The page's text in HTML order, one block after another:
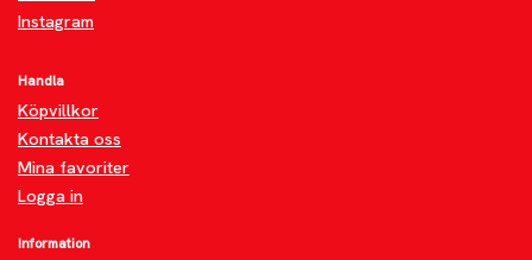
Instagram
Handla
Köpvillkor
Kontakta oss
Mina favoriter
Logga in
Information